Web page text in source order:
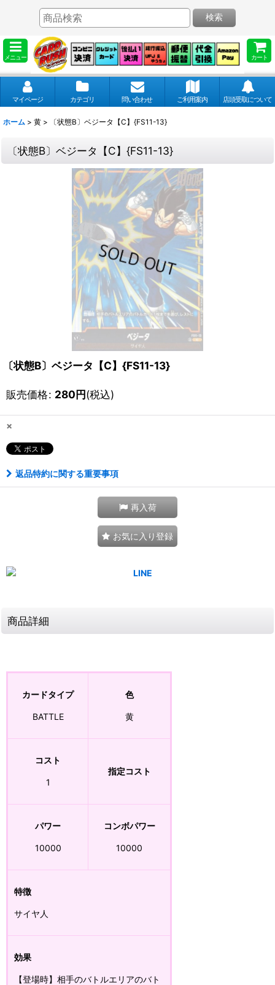
メニュー カート
検索
マイページ カテゴリ 問い合わせ ご利用案内 店頭受取について
ホーム > 黄 > 〔状態B〕ベジータ【C】{FS11-13}
〔状態B〕ベジータ【C】{FS11-13}
〔状態B〕ベジータ【C】{FS11-13}
販売価格: 280円(税込)
×
返品特約に関する重要事項
再入荷
お気に入り登録
商品詳細
カードタイプ
BATTLE
色
黄
コスト
1
指定コスト
パワー
10000
コンボパワー
10000
特徴
サイヤ人
効果
【登場時】相手のバトルエリアのバト